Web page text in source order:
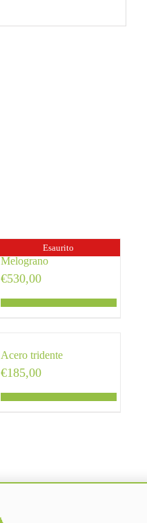
Esaurito
Melograno
€530,00
Acero tridente
€185,00